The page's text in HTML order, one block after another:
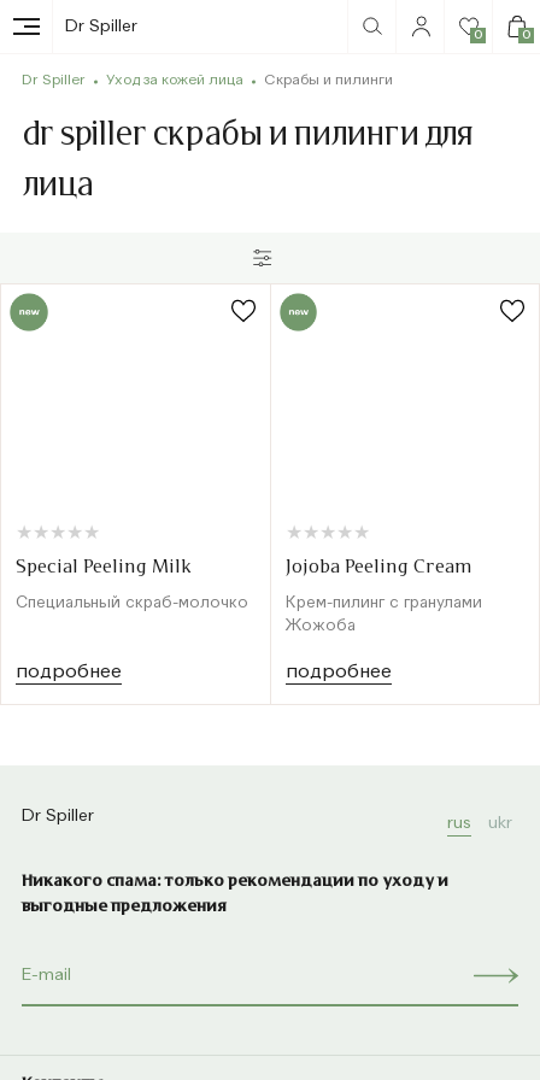
Dr Spiller
0 0
Dr Spiller Уход за кожей лица Скрабы и пилинги
dr spiller скрабы и пилинги для
лица
★
★ ★
★ ★
★ ★
★ ★
★
Special Peeling Milk
Специальный скраб-молочко
подробнее
★
★ ★
★ ★
★ ★
★ ★
★
Jojoba Peeling Cream
Крем-пилинг с гранулами
Жожоба
подробнее
Dr Spiller rus ukr
Никакого спама: только рекомендации по уходу и
выгодные предложения